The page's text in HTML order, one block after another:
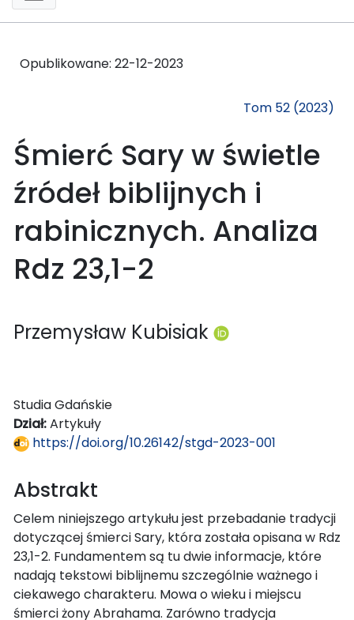
Opublikowane: 22-12-2023
Tom 52 (2023)
Śmierć Sary w świetle
źródeł biblijnych i
rabinicznych. Analiza
Rdz 23,1-2
Przemysław Kubisiak
Studia Gdańskie
Dział:Artykuły
https://doi.org/10.26142/stgd-2023-001
Abstrakt
Celem niniejszego artykułu jest przebadanie tradycji
dotyczącej śmierci Sary, która została opisana w Rdz
23,1-2. Fundamentem są tu dwie informacje, które
nadają tekstowi biblijnemu szczególnie ważnego i
ciekawego charakteru. Mowa o wieku i miejscu
śmierci żony Abrahama. Zarówno tradycja